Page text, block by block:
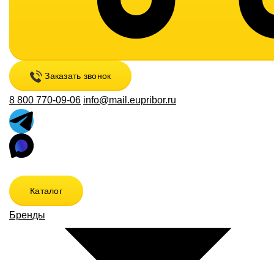
Заказать звонок
8 800 770-09-06 info@mail.eupribor.ru
Каталог
Бренды